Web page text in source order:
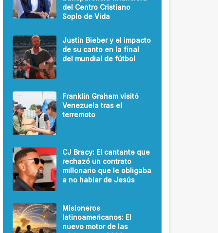
del Centro Cristiano
Soplo de Vida
Justin Bieber y el impacto
de su canto en la final
del mundial de fútbol
Franklin Graham visitó
Venezuela tras el
terremoto
CJ Bracy: El cantante que
rechazó un contrato
millonario que le obligaba
a no hablar de Jesús
Misioneros
latinoamericanos: El
nuevo motor de las